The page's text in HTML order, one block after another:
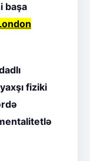
başa
fiziki